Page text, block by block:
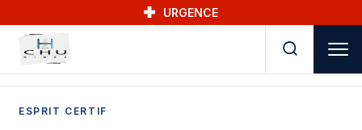
URGENCE
ESPRIT CERTIF